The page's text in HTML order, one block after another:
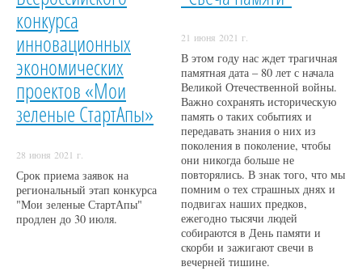
конкурса
инновационных
экономических
проектов «Мои
зеленые СтартАпы»
28 июня 2021 г.
Срок приема заявок на
региональный этап конкурса
"Мои зеленые СтартАпы"
продлен до 30 июля.
21 июня 2021 г.
В этом году нас ждет трагичная
памятная дата – 80 лет с начала
Великой Отечественной войны.
Важно сохранять историческую
память о таких событиях и
передавать знания о них из
поколения в поколение, чтобы
они никогда больше не
повторялись. В знак того, что мы
помним о тех страшных днях и
подвигах наших предков,
ежегодно тысячи людей
собираются в День памяти и
скорби и зажигают свечи в
вечерней тишине.